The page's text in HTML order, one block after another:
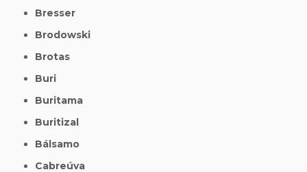
Bresser
Brodowski
Brotas
Buri
Buritama
Buritizal
Bálsamo
Cabreúva